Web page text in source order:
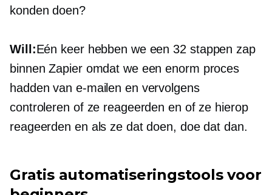
konden doen?
Will:Eén keer hebben we een32 stappen zap
binnen Zapier omdat we een enorm proces
hadden van e-mailen en vervolgens
controleren of ze reageerden en of ze hierop
reageerden en als ze dat doen, doe dat dan.
Gratis automatiseringstools voor